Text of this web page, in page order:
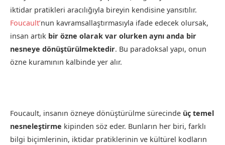
iktidar pratikleri aracılığıyla bireyin kendisine yansıtılır.
Foucault’nun kavramsallaştırmasıyla ifade edecek olursak,
insan artık bir özne olarak var olurken aynı anda bir
nesneye dönüştürülmektedir. Bu paradoksal yapı, onun
özne kuramının kalbinde yer alır.
Foucault, insanın özneye dönüştürülme sürecinde üç temel
nesneleştirme kipinden söz eder. Bunların her biri, farklı
bilgi biçimlerinin, iktidar pratiklerinin ve kültürel kodların